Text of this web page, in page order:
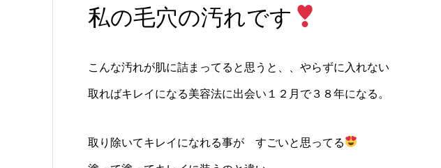
私の毛穴の汚れです
こんな汚れが肌に詰まってると思うと、、やらずに入れない
取ればキレイになる美容法に出会い１２月で３８年になる。
取り除いてキレイになれる事が すごいと思ってる